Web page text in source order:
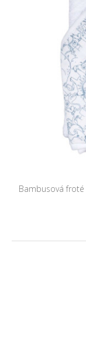
Bambusová froté